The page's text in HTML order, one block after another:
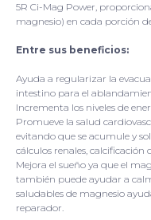
5R Ci-Mag Power,
magnesio) en cada porción
Entre sus beneficios:
Ayuda a regularizar la
intestino para el
Incrementa los niveles de
Promueve la salud
evitando que se acumule y
cálculos renales, calcificación
Mejora el sueño ya que el
también puede ayudar a
saludables de magnesio
reparador.